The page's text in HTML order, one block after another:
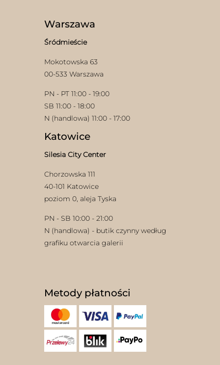
na
stronie
produktu
Warszawa
Śródmieście
Mokotowska 63
00-533 Warszawa
PN - PT 11:00 - 19:00
SB 11:00 - 18:00
N (handlowa) 11:00 - 17:00
Katowice
Silesia City Center
Chorzowska 111
40-101 Katowice
poziom 0, aleja Tyska
PN - SB 10:00 - 21:00
N (handlowa) - butik czynny według
grafiku otwarcia galerii
Metody płatności